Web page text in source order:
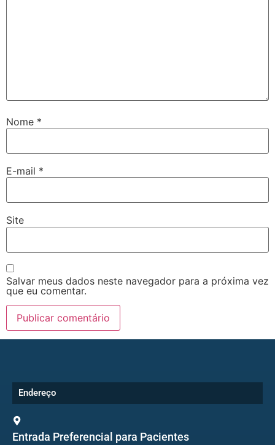
Nome *
E-mail *
Site
Salvar meus dados neste navegador para a próxima vez
que eu comentar.
Endereço
Entrada Preferencial para Pacientes